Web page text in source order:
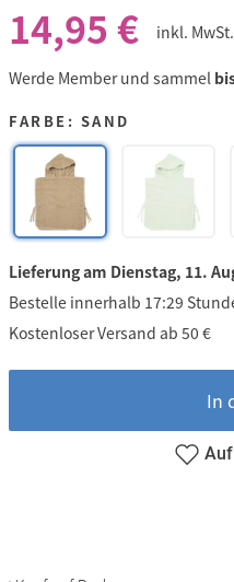
14,95 €
inkl.
Werde Member und sammel
FARBE: SAND
Lieferung am Dienstag, 11.
Bestelle innerhalb 17:29
Kostenloser Versand ab 50 €
In